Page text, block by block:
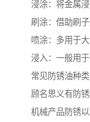
浸涂：将金属
刷涂：借助刷
喷涂：多用于
浸入：一般用
常见防锈油种类
顾名思义有防
机械产品防锈